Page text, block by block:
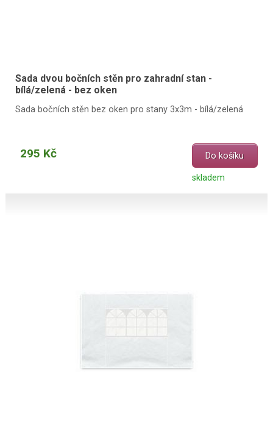
Sada dvou bočních stěn pro zahradní stan -
bílá/zelená - bez oken
Sada bočních stěn bez oken pro stany 3x3m - bílá/zelená
295 Kč Do košíku
skladem